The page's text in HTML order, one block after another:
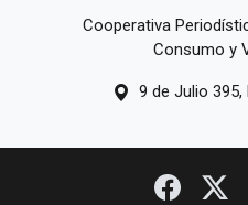
Cooperativa
Consumo y
9 de Julio 395,